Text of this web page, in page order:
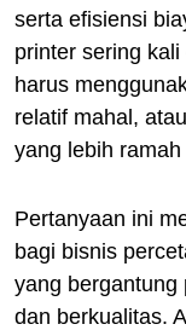
serta efisiensi
printer sering
harus
relatif mahal,
yang lebih
Pertanyaan ini
bagi bisnis
yang bergantung
dan berkualitas.